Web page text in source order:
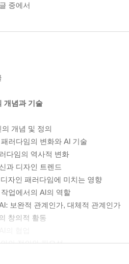
중에서
개념과 기술
개념 및 정의
러다임의 변화와 AI 기술
다임의 역사적 변화
과 디자인 트렌드
디자인 패러다임에 미치는 영향
업에서의 AI의 역할
보완적 관계인가, 대체적 관계인가
창의적 활동
의 정의와 필요성